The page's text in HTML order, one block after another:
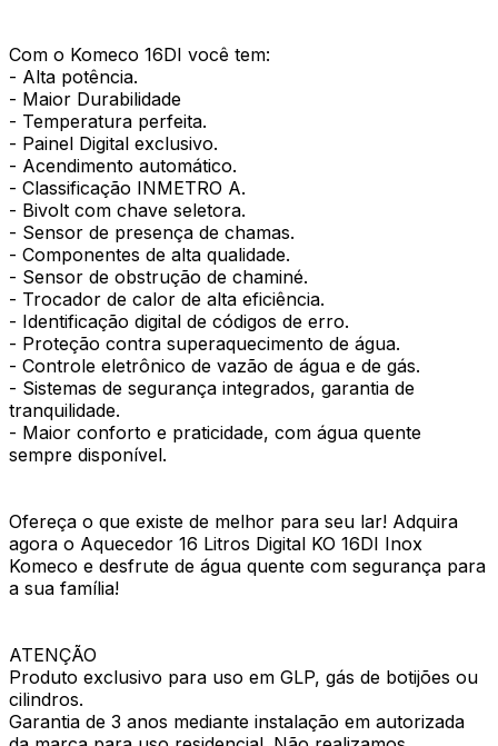
Com o Komeco 16DI você tem:
- Alta potência.
- Maior Durabilidade
- Temperatura perfeita.
- Painel Digital exclusivo.
- Acendimento automático.
- Classificação INMETRO A.
- Bivolt com chave seletora.
- Sensor de presença de chamas.
- Componentes de alta qualidade.
- Sensor de obstrução de chaminé.
- Trocador de calor de alta eficiência.
- Identificação digital de códigos de erro.
- Proteção contra superaquecimento de água.
- Controle eletrônico de vazão de água e de gás.
- Sistemas de segurança integrados, garantia de
tranquilidade.
- Maior conforto e praticidade, com água quente
sempre disponível.
Ofereça o que existe de melhor para seu lar! Adquira
agora o Aquecedor 16 Litros Digital KO 16DI Inox
Komeco e desfrute de água quente com segurança para
a sua família!
ATENÇÃO
Produto exclusivo para uso em GLP, gás de botijões ou
cilindros.
Garantia de 3 anos mediante instalação em autorizada